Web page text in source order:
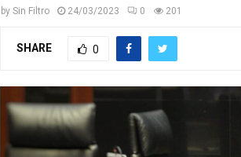
by Sin Filtro 24/03/2023 0 201
SHARE 0